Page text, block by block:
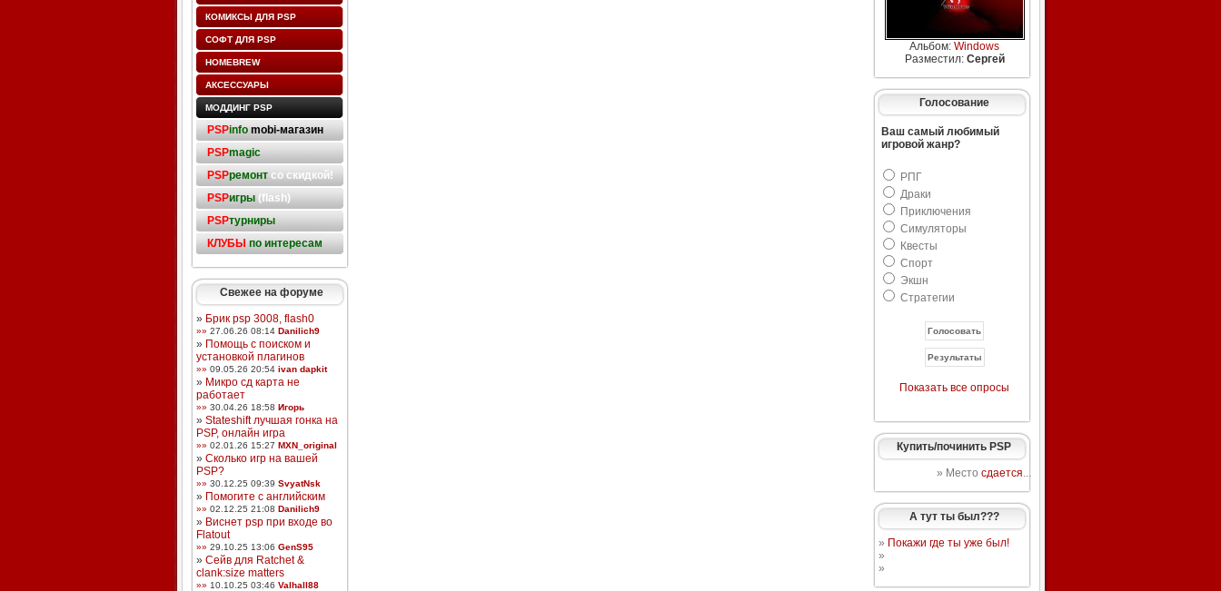
КОМИКСЫ ДЛЯ PSP
СОФТ ДЛЯ PSP
HOMEBREW
АКСЕССУАРЫ
МОДДИНГ PSP
PSPinfo mobi-магазин
PSPmagic
PSPремонтсо скидкой!
PSPигры(flash)
PSPтурниры
КЛУБЫ по интересам
Свежее на форуме
» Брик psp 3008, flash0
»» 27.06.26 08:14 Danilich9
» Помощь с поиском и
установкой плагинов
»» 09.05.26 20:54 ivan dapkit
» Микро сд карта не
работает
»» 30.04.26 18:58 Игорь
» Stateshift лучшая гонка на
PSP, онлайн игра
»» 02.01.26 15:27 MXN_original
» Сколько игр на вашей
PSP?
»» 30.12.25 09:39 SvyatNsk
» Помогите с английским
»» 02.12.25 21:08 Danilich9
» Виснет psp при входе во
Flatout
»» 29.10.25 13:06 GenS95
» Сейв для Ratchet &
clank:size matters
»» 10.10.25 03:46 Valhall88
Альбом: Windows
Разместил: Сергей
Голосование
Ваш самый любимый
игровой жанр?
РПГ
Драки
Приключения
Симуляторы
Квесты
Спорт
Экшн
Стратегии
Показать все опросы
Купить/починить PSP
» Место сдается...
А тут ты был???
» Покажи где ты уже был!
»
»